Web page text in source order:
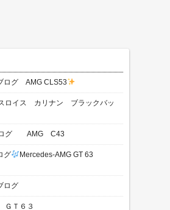
ログ AMG CLS53
ロイス カリナン ブラックバッ
ログ AMG C43
グ
Mercedes-AMG GT 63
ログ
Ｔ６３